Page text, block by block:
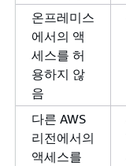
온프레미스
에서의 액
세스를 허
용하지 않
음
다른 AWS
리전에서의
액세스를